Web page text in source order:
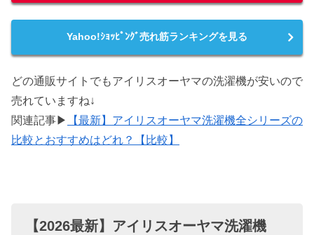
Yahoo!ｼｮｯﾋﾟﾝｸﾞ売れ筋ランキングを見る
どの通販サイトでもアイリスオーヤマの洗濯機が安いので
売れていますね↓
関連記事▶
【最新】アイリスオーヤマ洗濯機全シリーズの
比較とおすすめはどれ？【比較】
【2026最新】アイリスオーヤマ洗濯機